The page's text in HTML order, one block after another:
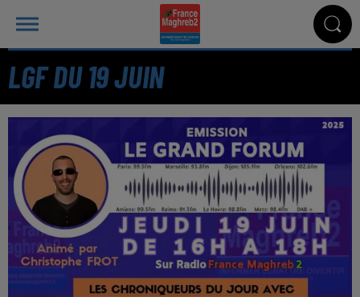
LGF DU 19 JUIN